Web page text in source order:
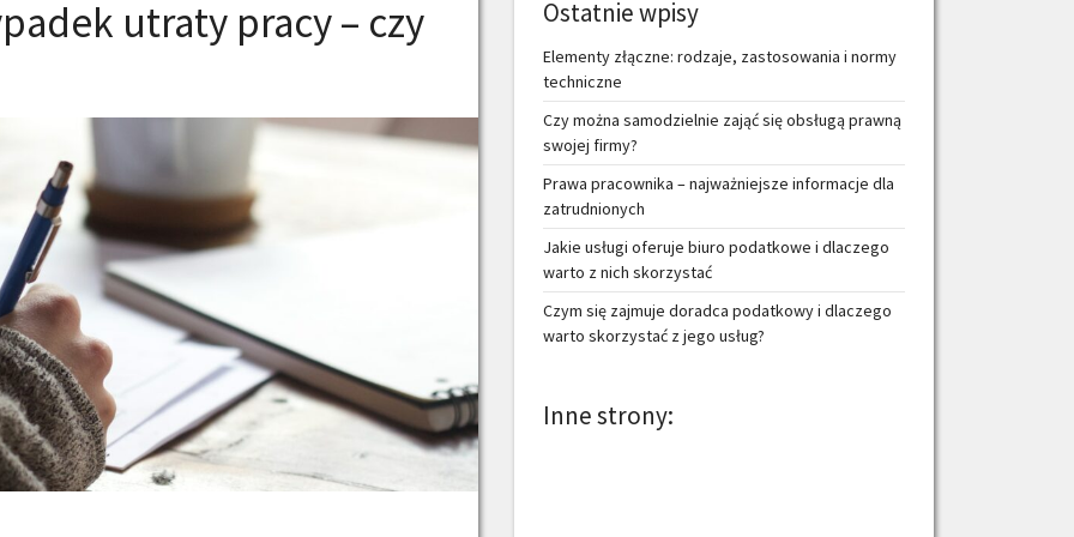
utraty pracy – czy
Ostatnie wpisy
Elementy złączne: rodzaje, zastosowania i normy
techniczne
Czy można samodzielnie zająć się obsługą prawną
swojej firmy?
Prawa pracownika – najważniejsze informacje dla
zatrudnionych
Jakie usługi oferuje biuro podatkowe i dlaczego
warto z nich skorzystać
Czym się zajmuje doradca podatkowy i dlaczego
warto skorzystać z jego usług?
Inne strony: